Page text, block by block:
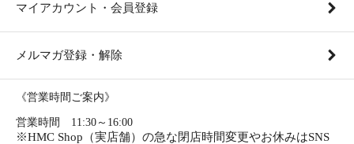
マイアカウント・会員登録
メルマガ登録・解除
《営業時間ご案内》
営業時間 11:30～16:00
※HMC Shop（実店舗）の急な閉店時間変更やお休みはSNS